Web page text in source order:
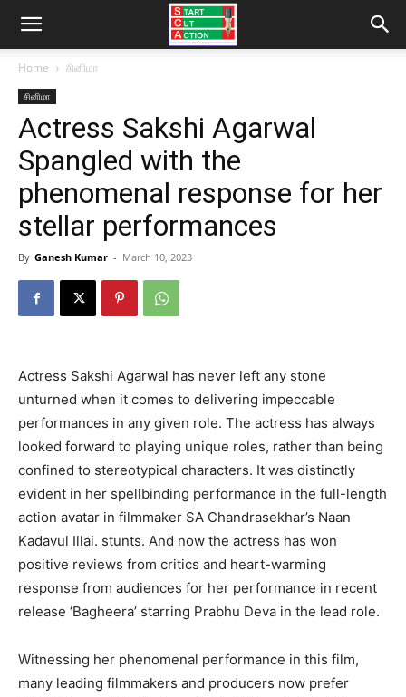
Home சினிமா
சினிமா
Actress Sakshi Agarwal
Spangled with the
phenomenal response for her
stellar performances
By Ganesh Kumar - March 10, 2023
Actress Sakshi Agarwal has never left any stone
unturned when it comes to delivering impeccable
performances in any given role. The actress has always
looked forward to playing unique roles, rather than being
confined to stereotypical characters. It was distinctly
evident in her spellbinding performance in the full-length
action avatar in filmmaker SA Chandrasekhar’s Naan
Kadavul Illai. stunts. And now the actress has won
positive reviews from critics and heart-warming
response from audiences for her performance in recent
release ‘Bagheera’ starring Prabhu Deva in the lead role.
Witnessing her phenomenal performance in this film,
many leading filmmakers and producers now prefer